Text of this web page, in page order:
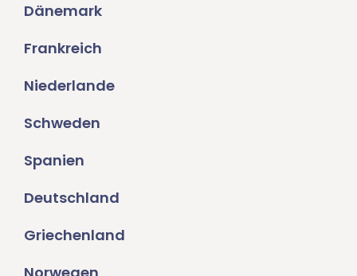
Dänemark
Frankreich
Niederlande
Schweden
Spanien
Deutschland
Griechenland